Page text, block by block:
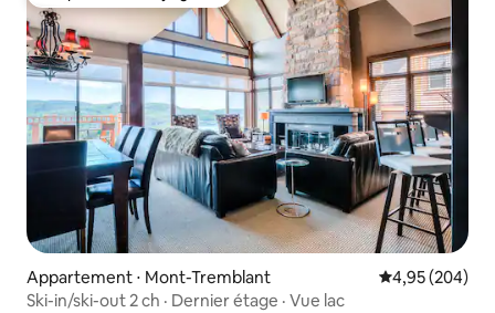
Appartement ⋅ Mont-Tremblant Évaluation
4,95 (204)
Ski-in/ski-out 2 ch · Dernier étage · Vue lac